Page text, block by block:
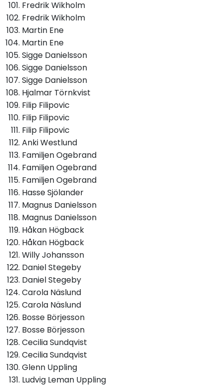
Fredrik Wikholm
Fredrik Wikholm
Martin Ene
Martin Ene
Sigge Danielsson
Sigge Danielsson
Sigge Danielsson
Hjalmar Törnkvist
Filip Filipovic
Filip Filipovic
Filip Filipovic
Anki Westlund
Familjen Ogebrand
Familjen Ogebrand
Familjen Ogebrand
Hasse Sjölander
Magnus Danielsson
Magnus Danielsson
Håkan Högback
Håkan Högback
Willy Johansson
Daniel Stegeby
Daniel Stegeby
Carola Näslund
Carola Näslund
Bosse Börjesson
Bosse Börjesson
Cecilia Sundqvist
Cecilia Sundqvist
Glenn Uppling
Ludvig Leman Uppling